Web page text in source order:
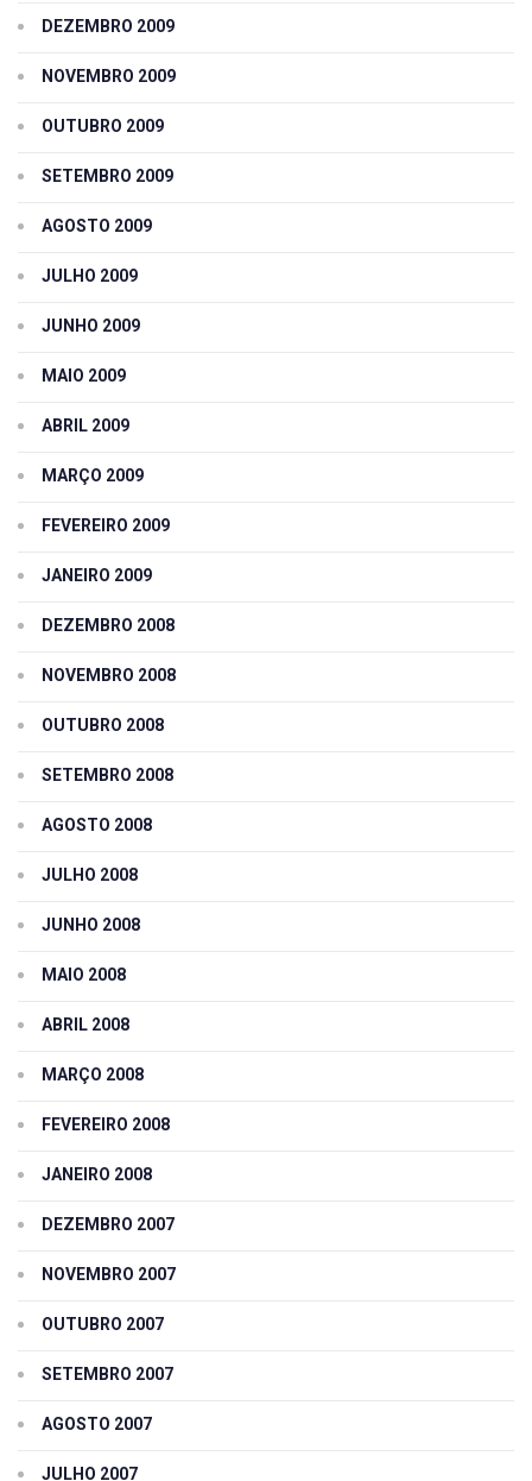
DEZEMBRO 2009
NOVEMBRO 2009
OUTUBRO 2009
SETEMBRO 2009
AGOSTO 2009
JULHO 2009
JUNHO 2009
MAIO 2009
ABRIL 2009
MARÇO 2009
FEVEREIRO 2009
JANEIRO 2009
DEZEMBRO 2008
NOVEMBRO 2008
OUTUBRO 2008
SETEMBRO 2008
AGOSTO 2008
JULHO 2008
JUNHO 2008
MAIO 2008
ABRIL 2008
MARÇO 2008
FEVEREIRO 2008
JANEIRO 2008
DEZEMBRO 2007
NOVEMBRO 2007
OUTUBRO 2007
SETEMBRO 2007
AGOSTO 2007
JULHO 2007